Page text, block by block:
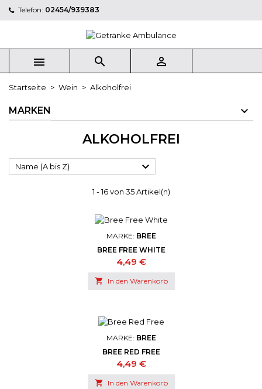
Telefon: 02454/939383
  
Startseite Wein Alkoholfrei
MARKEN
ALKOHOLFREI
Name (A bis Z) 
1 - 16 von 35 Artikel(n)
MARKE: BREE
BREE FREE WHITE
Preis
4,49 €
 In den Warenkorb
MARKE: BREE
BREE RED FREE
Preis
4,49 €
 In den Warenkorb
My wishlists ×
add_circle_outline
((modalTitle)) ×
((confirmMessage))
((cancelText))
((title)) ×
((label))
Anmelden ×
Sie müssen angemeldet sein, um Artikel Ihrer
Wunschliste hinzufügen zu können.